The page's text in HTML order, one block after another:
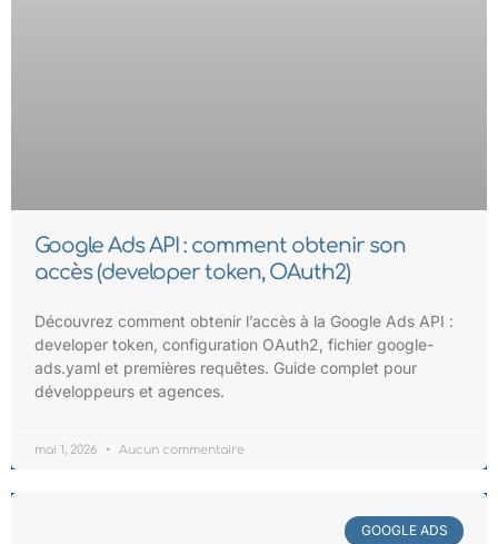
Google Ads API : comment obtenir son
accès (developer token, OAuth2)
Découvrez comment obtenir l’accès à la Google Ads API :
developer token, configuration OAuth2, fichier google-
ads.yaml et premières requêtes. Guide complet pour
développeurs et agences.
mai 1, 2026 Aucun commentaire
GOOGLE ADS